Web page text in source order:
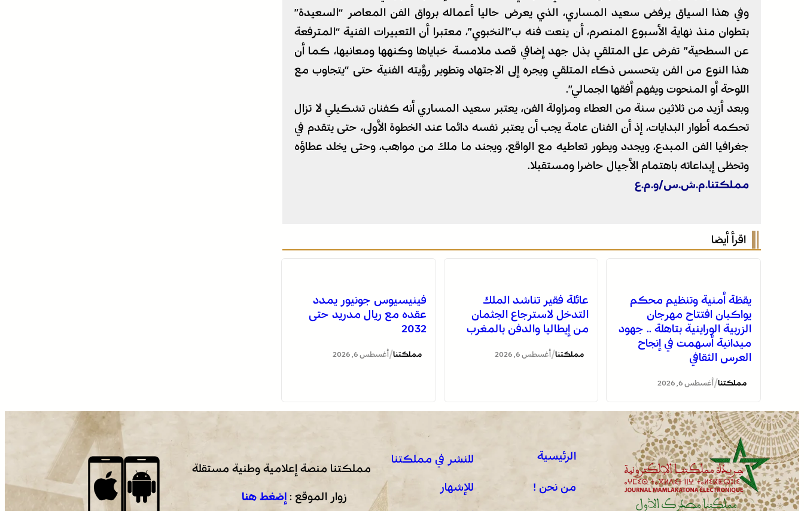
وفي هذا السياق يرفض سعيد المساري، الذي يعرض حاليا أعماله برواق الفن المعاصر “السعيدة”
بتطوان منذ نهاية الأسبوع المنصرم، أن ينعت فنه ب”النخبوي”، معتبرا أن التعبيرات الفنية “المترفعة
عن السطحية” تفرض على المتلقي بذل جهد إضافي قصد ملامسة خباياها وكنهها ومعانيها، كما أن
هذا النوع من الفن يتحسس ذكاء المتلقي ويجره إلى الاجتهاد وتطوير رؤيته الفنية حتى “يتجاوب مع
اللوحة أو المنحوت ويفهم أفقها الجمالي”.
وبعد أزيد من ثلاثين سنة من العطاء ومزاولة الفن، يعتبر سعيد المساري أنه كفنان تشكيلي لا تزال
تحكمه أطوار البدايات، إذ أن الفنان عامة يجب أن يعتبر نفسه دائما عند الخطوة الأولى، حتى يتقدم في
جغرافيا الفن المبدع، ويجدد ويطور تعاطيه مع الواقع، ويجند ما ملك من مواهب، وحتى يخلد عطاؤه
وتحظى إبداعاته باهتمام الأجيال حاضرا ومستقبلا.
مملكتنا.م.ش.س/و.م.ع
اقرأ أيضا
يقظة أمنية وتنظيم محكم
يواكبان افتتاح مهرجان
الزربية الوراينية بتاهلة .. جهود
ميدانية أسهمت في إنجاح
العرس الثقافي
مملكتنا/ أغسطس 6, 2026
عائلة فقير تناشد الملك
التدخل لاسترجاع الجثمان
من إيطاليا والدفن بالمغرب
مملكتنا/ أغسطس 6, 2026
فينيسيوس جونيور يمدد
عقده مع ريال مدريد حتى
2032
مملكتنا/ أغسطس 6, 2026
الرئيسية
من نحن !
للنشر في مملكتنا
للإشهار
مملكتنا منصة إعلامية وطنية مستقلة
زوار الموقع : إضغط هنا